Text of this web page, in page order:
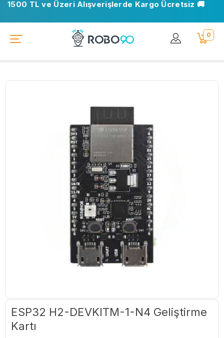
1500 TL ve Üzeri Alışverişlerde Kargo Ücretsiz 🚚
0
ESP32 H2-DEVKITM-1-N4 Geliştirme
Kartı